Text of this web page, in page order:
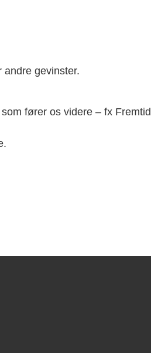
andre gevinster.
fører os videre – fx Fremtid